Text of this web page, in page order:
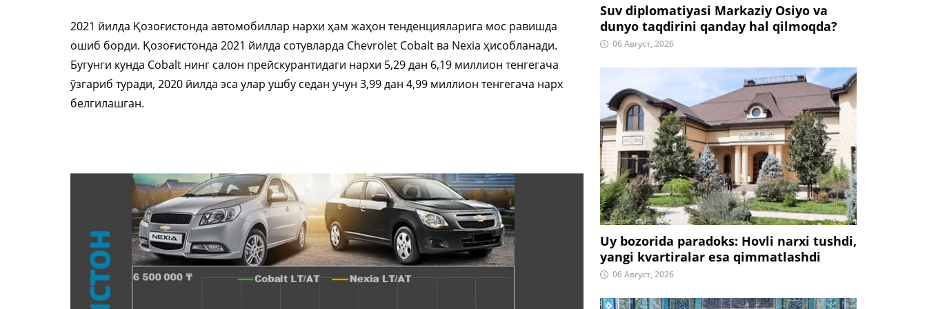
2021 йилда Қозоғистонда автомобиллар нархи ҳам жаҳон тенденцияларига мос равишда
ошиб борди. Қозоғистонда 2021 йилда сотувларда Chevrolet Cobalt ва Nexia ҳисобланади.
Бугунги кунда Cobalt нинг салон прейскурантидаги нархи 5,29 дан 6,19 миллион тенгегача
ўзгариб туради, 2020 йилда эса улар ушбу седан учун 3,99 дан 4,99 миллион тенгегача нарх
белгилашган.
Suv diplomatiyasi Markaziy Osiyo va
dunyo taqdirini qanday hal qilmoqda?
06 Август, 2026
Uy bozorida paradoks: Hovli narxi tushdi,
yangi kvartiralar esa qimmatlashdi
06 Август, 2026